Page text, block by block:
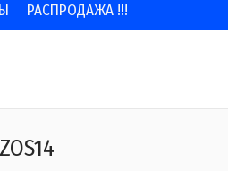
РАСПРОДАЖА !!!